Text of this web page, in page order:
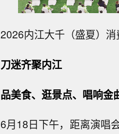
2026内江大千（盛夏）消
刀迷齐聚内江
品美食、逛景点、唱响金
6月18日下午，距离演唱